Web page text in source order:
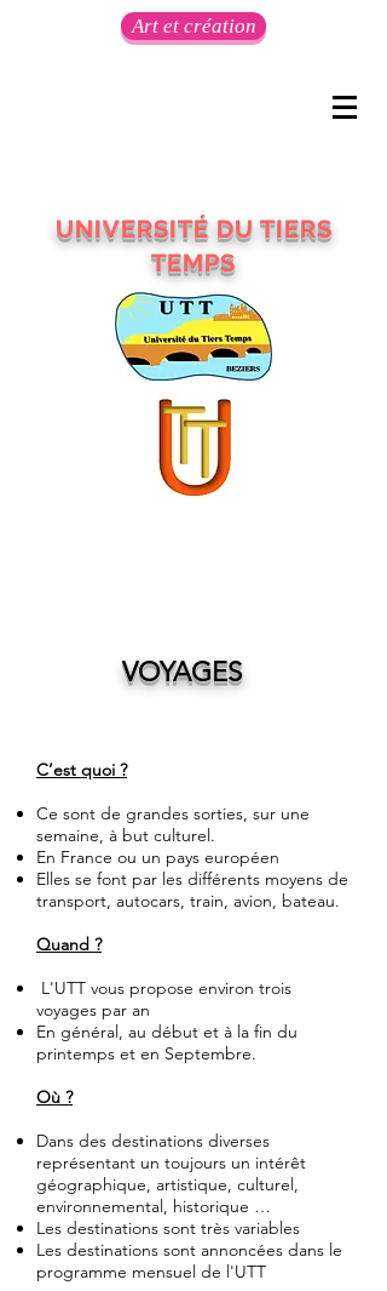
Art et création
UNIVERSITÉ DU TIERS
TEMPS
VOYAGES
C’est quoi ?
Ce sont de grandes sorties, sur une
semaine, à but culturel.
En France ou un pays européen
Elles se font par les différents moyens de
transport, autocars, train, avion, bateau.
Quand ?
L'UTT vous propose environ trois
voyages par an
En général, au début et à la fin du
printemps et en Septembre.
Où ?
Dans des destinations diverses
représentant un toujours un intérêt
géographique, artistique, culturel,
environnemental, historique …
Les destinations sont très variables
Les destinations sont annoncées dans le
programme mensuel de l'UTT